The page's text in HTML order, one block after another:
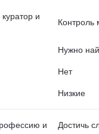
и
Контроль
Нужно
Нет
Низкие
и
Достичь